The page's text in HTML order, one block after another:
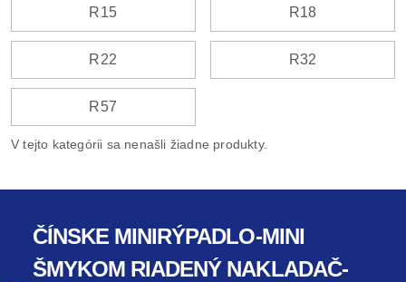
R15 R18
R22 R32
R57
V tejto kategórii sa nenašli žiadne produkty.
ČÍNSKE MINIRÝPADLO-MINI
ŠMYKOM RIADENÝ NAKLADAČ-